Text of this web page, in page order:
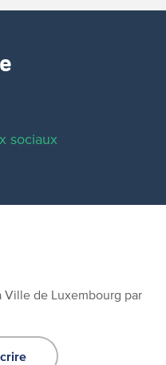
sociaux
Ville de Luxembourg par